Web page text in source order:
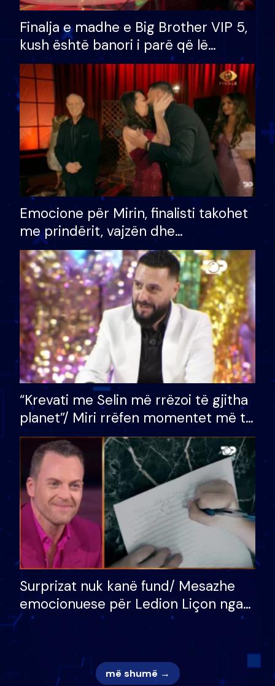
Finalja e madhe e Big Brother VIP 5,
kush është banori i parë që lë
shtëpinë dhe humb mundësinë për
të fituar çmimin e madh
Emocione për Mirin, finalisti takohet
me prindërit, vajzën dhe
bashkëshorten: S’kemi ndonjë letër
divorci apo jo?
“Krevati me Selin më rrëzoi të gjitha
planet”/ Miri rrëfen momentet më të
bukura në shtëpinë e BB VIP: Do më
mungojë zilja e mëngjesit kur…
Surprizat nuk kanë fund/ Mesazhe
emocionuese për Ledion Liçon nga
nëna dhe fëmijët e tij, moderatori
nuk i mban dot lotët: Nuk meritoj…
më shumë →